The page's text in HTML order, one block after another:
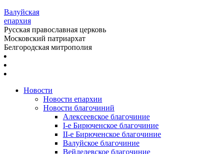
Валуйская
епархия
Русская православная церковь
Московский патриархат
Белгородская митрополия
Новости
Новости епархии
Новости благочиний
Алексеевское благочиние
I-е Бирюченское благочиние
II-е Бирюченское благочиние
Валуйское благочиние
Вейделевское благочиние